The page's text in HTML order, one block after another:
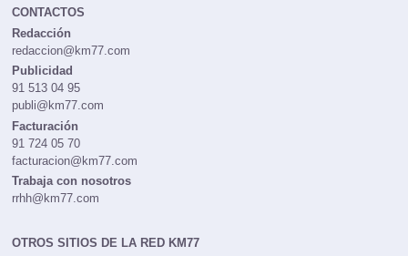
CONTACTOS
Redacción
redaccion@km77.com
Publicidad
91 513 04 95
publi@km77.com
Facturación
91 724 05 70
facturacion@km77.com
Trabaja con nosotros
rrhh@km77.com
OTROS SITIOS DE LA RED KM77